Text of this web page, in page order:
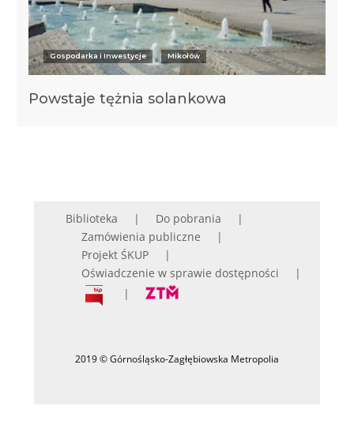
Gospodarka i Inwestycje Mikołów
Powstaje tężnia solankowa
Biblioteka
Do pobrania
Zamówienia publiczne
Projekt ŚKUP
Oświadczenie w sprawie dostępności
2019 © Górnośląsko-Zagłębiowska Metropolia